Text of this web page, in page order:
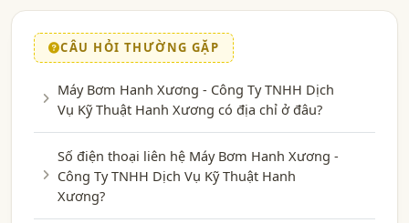
CÂU HỎI THƯỜNG GẶP
Máy Bơm Hanh Xương - Công Ty TNHH Dịch
Vụ Kỹ Thuật Hanh Xương có địa chỉ ở đâu?
Số điện thoại liên hệ Máy Bơm Hanh Xương -
Công Ty TNHH Dịch Vụ Kỹ Thuật Hanh
Xương?